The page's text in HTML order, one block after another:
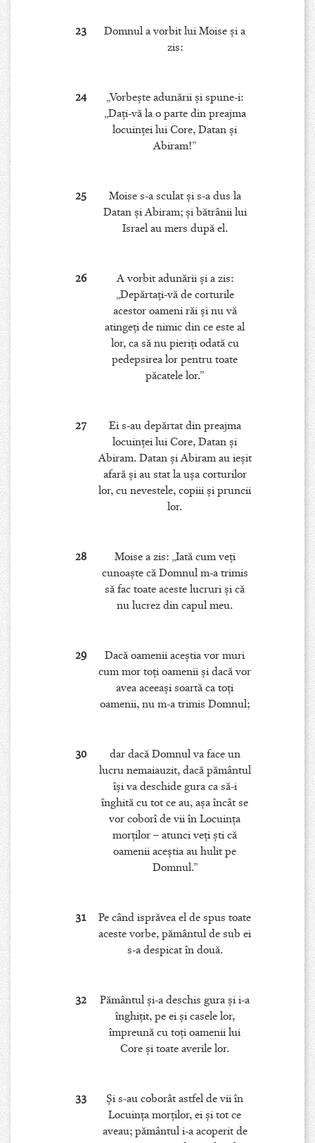
23
Domnul a vorbit lui Moise şi a
zis:
24
„Vorbeşte adunării şi spune-i:
„Daţi-vă la o parte din preajma
locuinţei lui Core, Datan şi
Abiram!”
25
Moise s-a sculat şi s-a dus la
Datan şi Abiram; şi bătrânii lui
Israel au mers după el.
26
A vorbit adunării şi a zis:
„Depărtaţi-vă de corturile
acestor oameni răi şi nu vă
atingeţi de nimic din ce este al
lor, ca să nu pieriţi odată cu
pedepsirea lor pentru toate
păcatele lor.”
27
Ei s-au depărtat din preajma
locuinţei lui Core, Datan şi
Abiram. Datan şi Abiram au ieşit
afară şi au stat la uşa corturilor
lor, cu nevestele, copiii şi pruncii
lor.
28
Moise a zis: „Iată cum veţi
cunoaşte că Domnul m-a trimis
să fac toate aceste lucruri şi că
nu lucrez din capul meu.
29
Dacă oamenii aceştia vor muri
cum mor toţi oamenii şi dacă vor
avea aceeaşi soartă ca toţi
oamenii, nu m-a trimis Domnul;
30
dar dacă Domnul va face un
lucru nemaiauzit, dacă pământul
îşi va deschide gura ca să-i
înghită cu tot ce au, aşa încât se
vor coborî de vii în Locuinţa
morţilor – atunci veţi şti că
oamenii aceştia au hulit pe
Domnul.”
31
Pe când isprăvea el de spus toate
aceste vorbe, pământul de sub ei
s-a despicat în două.
32
Pământul şi-a deschis gura şi i-a
înghiţit, pe ei şi casele lor,
împreună cu toţi oamenii lui
Core şi toate averile lor.
33
Şi s-au coborât astfel de vii în
Locuinţa morţilor, ei şi tot ce
aveau; pământul i-a acoperit de